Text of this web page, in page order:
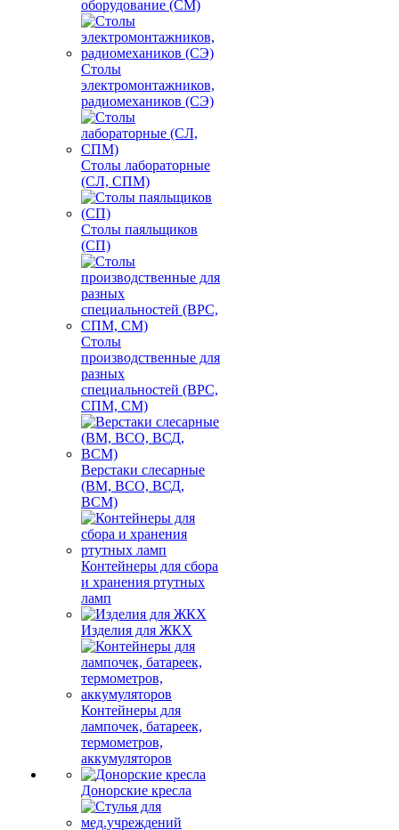
оборудование (СМ)
Столы
электромонтажников,
радиомехаников (СЭ)
Столы лабораторные
(СЛ, СПМ)
Столы паяльщиков
(СП)
Столы
производственные для
разных
специальностей (ВРС,
СПМ, СМ)
Верстаки слесарные
(ВМ, ВСО, ВСД,
ВСМ)
Контейнеры для сбора
и хранения ртутных
ламп
Изделия для ЖКХ
Контейнеры для
лампочек, батареек,
термометров,
аккумуляторов
Донорские кресла